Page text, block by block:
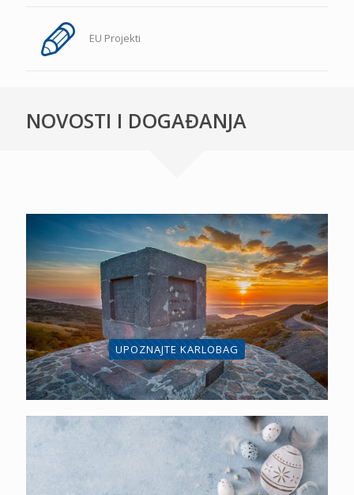
EU Projekti
NOVOSTI I DOGAĐANJA
UPOZNAJTE KARLOBAG